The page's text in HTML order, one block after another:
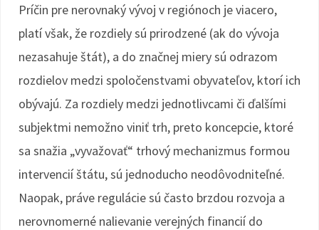
Príčin pre nerovnaký vývoj v regiónoch je viacero,
platí však, že rozdiely sú prirodzené (ak do vývoja
nezasahuje štát), a do značnej miery sú odrazom
rozdielov medzi spoločenstvami obyvateľov, ktorí ich
obývajú. Za rozdiely medzi jednotlivcami či ďalšími
subjektmi nemožno viniť trh, preto koncepcie, ktoré
sa snažia „vyvažovať“ trhový mechanizmus formou
intervencií štátu, sú jednoducho neodôvodniteľné.
Naopak, práve regulácie sú často brzdou rozvoja a
nerovnomerné nalievanie verejných financií do